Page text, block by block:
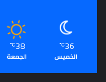
36
℃
الخميس
38
℃
الجمعة